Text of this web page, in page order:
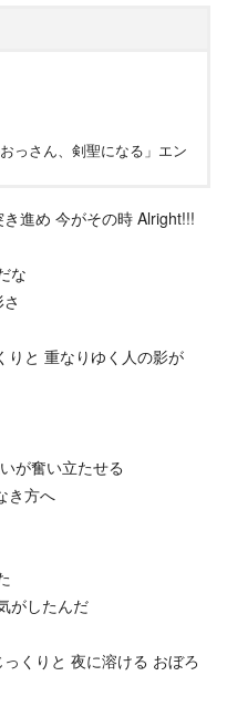
っさん、剣聖になる」エン
進め 今がその時 Alright!!!
な
りと 重なりゆく人の影が
が奮い立たせる
き方へ
がしたんだ
くりと 夜に溶ける おぼろ